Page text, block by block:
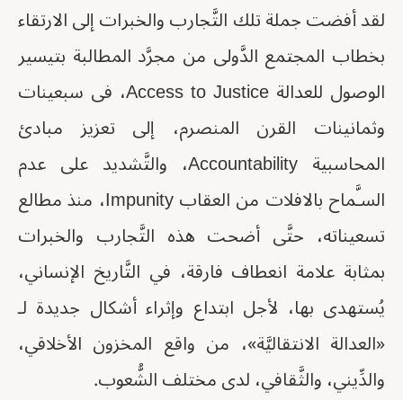
لقد أفضت جملة تلك التَّجارب والخبرات إلى الارتقاء
بخطاب المجتمع الدَّولى من مجرَّد المطالبة بتيسير
الوصول للعدالة Access to Justice، فى سبعينات
وثمانينات القرن المنصرم، إلى تعزيز مبادئ
المحاسبية Accountability، والتَّشديد على عدم
السـَّماح بالافلات من العقاب Impunity، منذ مطالع
تسعيناته، حتَّى أضحت هذه التَّجارب والخبرات
بمثابة علامة انعطاف فارقة، في التَّاريخ الإنساني،
يُستهدى بها، لأجل ابتداع وإثراء أشكال جديدة لـ
«العدالة الانتقاليَّة»، من واقع المخزون الأخلاقي،
والدِّيني، والثَّقافي، لدى مختلف الشُّعوب.